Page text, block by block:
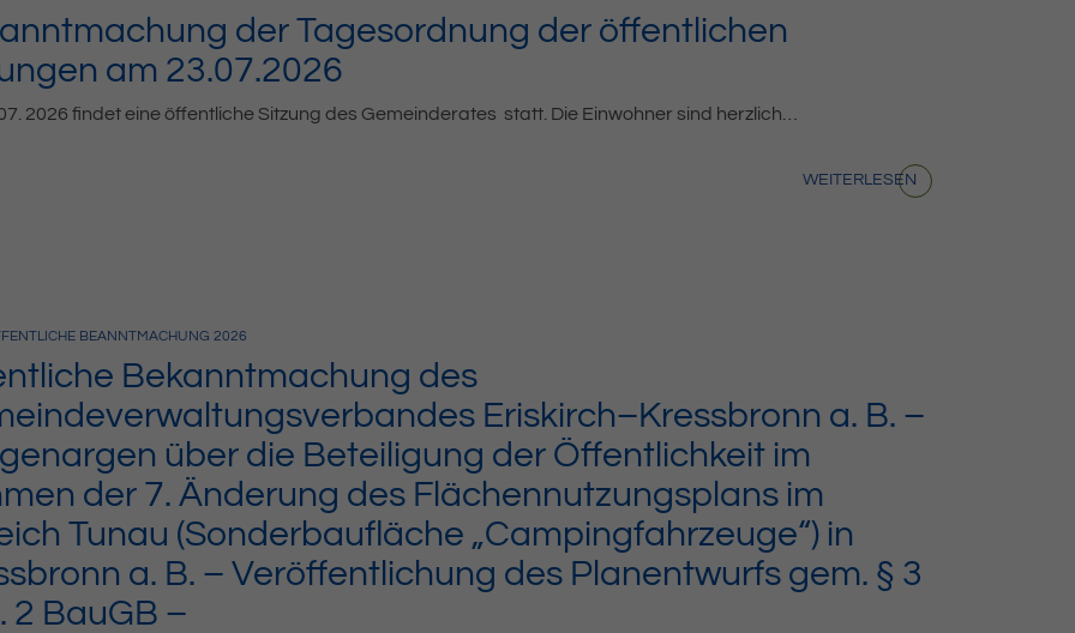
der Tagesordnung der öffentlichen
am 23.07.2026
2026 findet eine öffentliche Sitzung des Gemeinderates statt. Die Einwohner sind herzlich…
WEITERLESEN
Bekanntmachung des
Eriskirch–Kressbronn a. B. –
über die Beteiligung der Öffentlichkeit im
der 7. Änderung des Flächennutzungsplans im
Tunau (Sonderbaufläche „Campingfahrzeuge“) in
a. B. – Veröffentlichung des Planentwurfs gem. § 3
2 BauGB –
BEANNTMACHUNG 2026